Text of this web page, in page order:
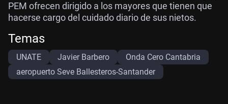
PEM ofrecen dirigido a los mayores que tienen que
hacerse cargo del cuidado diario de sus nietos.
Temas
UNATE Javier Barbero
Onda Cero Cantabria
aeropuerto Seve Ballesteros-Santander